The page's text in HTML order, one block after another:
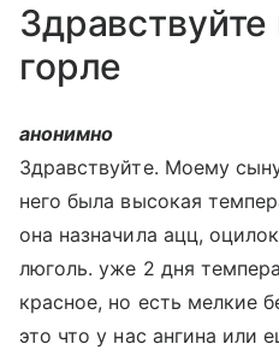
горле
анонимно
Здравствуйте. Моему
него была высокая
она назначила ацц,
люголь. уже 2 дня
красное, но есть мелкие
это что у нас ангина или